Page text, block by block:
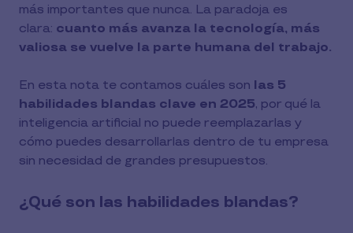
más importantes que nunca. La paradoja es
clara: cuanto más avanza la tecnología, más
valiosa se vuelve la parte humana del trabajo.
En esta nota te contamos cuáles son las 5
habilidades blandas clave en 2025, por qué la
inteligencia artificial no puede reemplazarlas y
cómo puedes desarrollarlas dentro de tu empresa
sin necesidad de grandes presupuestos.
¿Qué son las habilidades blandas?